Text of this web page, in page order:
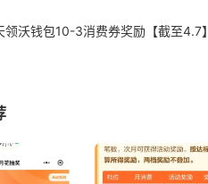
领沃钱包10-3消费券奖励【截至4.7】